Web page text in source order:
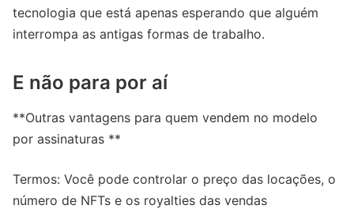
tecnologia que está apenas esperando que alguém
interrompa as antigas formas de trabalho.
E não para por aí
**Outras vantagens para quem vendem no modelo
por assinaturas **
Termos: Você pode controlar o preço das locações, o
número de NFTs e os royalties das vendas